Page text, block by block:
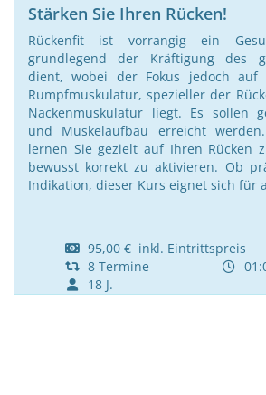
Stärken Sie Ihren Rücken!
Rückenfit ist vorrangig ein
grundlegend der Kräftigung des
dient, wobei der Fokus jedoch auf
Rumpfmuskulatur, spezieller der
Nackenmuskulatur liegt. Es sollen
und Muskelaufbau erreicht
lernen Sie gezielt auf Ihren Rücken
bewusst korrekt zu aktivieren. Ob
Indikation, dieser Kurs eignet sich für
95,00 € inkl. Eintrittspreis
8 Termine
18 J.